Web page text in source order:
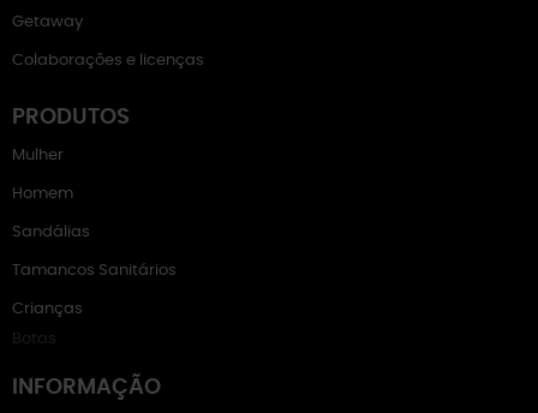
Getaway
Colaborações e licenças
PRODUTOS
Mulher
Homem
Sandálias
Tamancos Sanitários
Crianças
Botas
INFORMAÇÃO